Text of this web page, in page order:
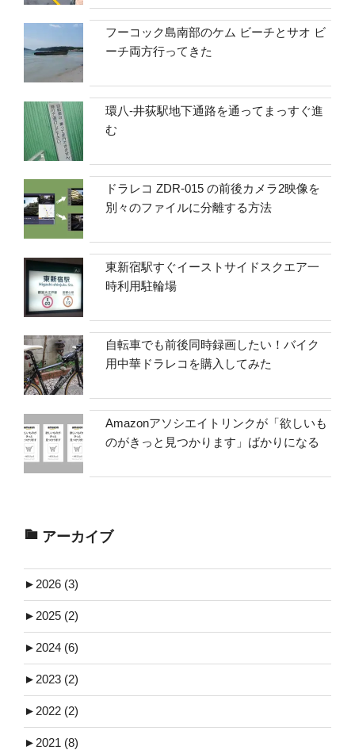
フーコック島南部のケム ビーチとサオ ビ
ーチ両方行ってきた
環八-井荻駅地下通路を通ってまっすぐ進
む
ドラレコ ZDR-015 の前後カメラ2映像を
別々のファイルに分離する方法
東新宿駅すぐイーストサイドスクエア一
時利用駐輪場
自転車でも前後同時録画したい！バイク
用中華ドラレコを購入してみた
Amazonアソシエイトリンクが「欲しいも
のがきっと見つかります」ばかりになる
アーカイブ
► 2026 (3)
► 2025 (2)
► 2024 (6)
► 2023 (2)
► 2022 (2)
► 2021 (8)